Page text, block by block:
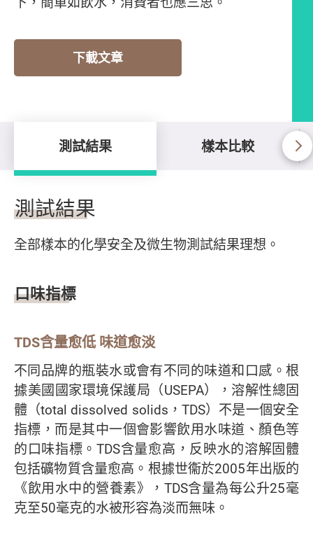
下載文章
測試結果 樣本比較
測試結果
測試結果
全部樣本的化學安全及微生物測試結果理想。
口味指標
TDS含量愈低 味道愈淡
不同品牌的瓶裝水或會有不同的味道和口感。根
據美國國家環境保護局（USEPA），溶解性總固
體（total dissolved solids，TDS）不是一個安全
指標，而是其中一個會影響飲用水味道、顏色等
的口味指標。TDS含量愈高，反映水的溶解固體
包括礦物質含量愈高。根據世衞於2005年出版的
《飲用水中的營養素》，TDS含量為每公升25毫
克至50毫克的水被形容為淡而無味。